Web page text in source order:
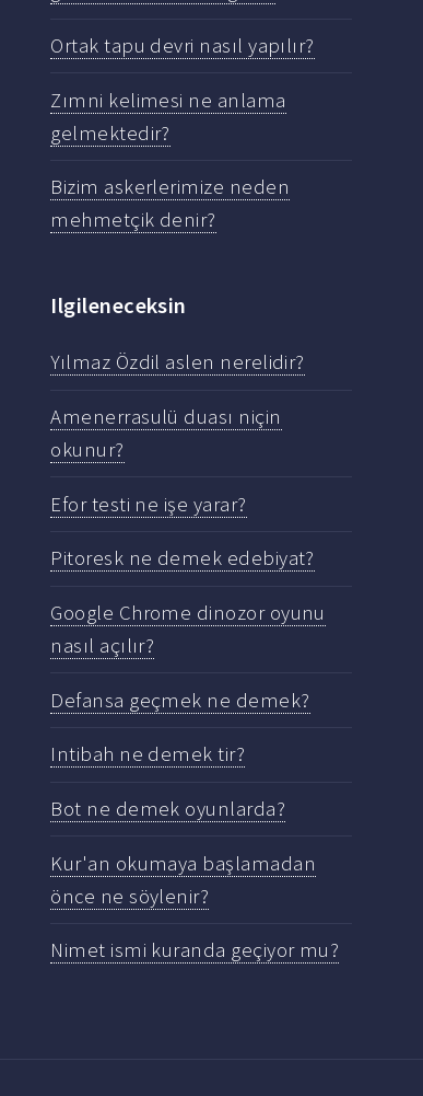
Ortak tapu devri nasıl yapılır?
Zımni kelimesi ne anlama
gelmektedir?
Bizim askerlerimize neden
mehmetçik denir?
Ilgileneceksin
Yılmaz Özdil aslen nerelidir?
Amenerrasulü duası niçin
okunur?
Efor testi ne işe yarar?
Pitoresk ne demek edebiyat?
Google Chrome dinozor oyunu
nasıl açılır?
Defansa geçmek ne demek?
Intibah ne demek tir?
Bot ne demek oyunlarda?
Kur'an okumaya başlamadan
önce ne söylenir?
Nimet ismi kuranda geçiyor mu?